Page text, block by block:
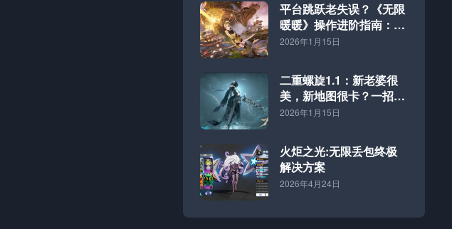
平台跳跃老失误？《无限
暖暖》操作进阶指南：好
网速才是硬道理
2026年1月15日
二重螺旋1.1：新老婆很
美，新地图很卡？一招解
决！
2026年1月15日
火炬之光:无限丢包终极
解决方案
2026年4月24日